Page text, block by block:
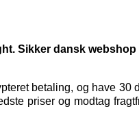
Sikker dansk
betaling, og have 30
priser og modtag